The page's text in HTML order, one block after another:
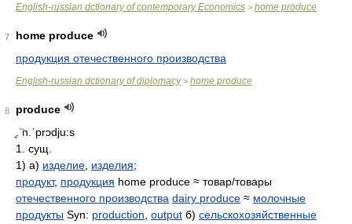
English-russian dctionary of contemporary Economics > home produce
7
home produce
продукция отечественного производства
English-russian dctionary of diplomacy> home produce
8
produce
̘. ̈n.ˈprɔdju:s
1. сущ.
1) а) изделие изделия;
продукт, продукция home produce ≈ товар/товары
отечественного производства dairy produce ≈ молочные
продукты Syn: production output б) сельскохозяйственные